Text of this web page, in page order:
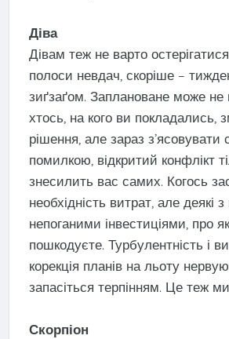
Діва
Дівам теж не варто
полоси невдач, скоріше –
зиґзаґом. Заплановане може не
хтось, на кого ви покладались,
рішення, але зараз з’ясовувати
помилкою, відкритий конфлікт
знесилить вас самих. Когось
необхідність витрат, але деякі
непоганими інвестиціями, про
пошкодуєте. Турбулентність і
корекція планів на льоту
запасіться терпінням. Це теж
Скорпіон